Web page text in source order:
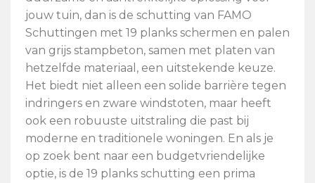
jouw tuin, dan is de schutting van FAMO
Schuttingen met 19 planks schermen en palen
van grijs stampbeton, samen met platen van
hetzelfde materiaal, een uitstekende keuze.
Het biedt niet alleen een solide barrière tegen
indringers en zware windstoten, maar heeft
ook een robuuste uitstraling die past bij
moderne en traditionele woningen. En als je
op zoek bent naar een budgetvriendelijke
optie, is de 19 planks schutting een prima